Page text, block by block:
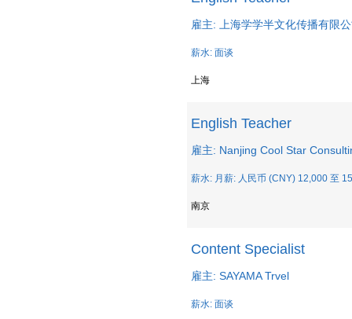
雇主: 上海学学半文化传播有限
薪水: 面谈
上海
English Teacher
雇主: Nanjing Cool Star
薪水: 月薪: 人民币 (CNY) 12,000 至
南京
Content Specialist
雇主: SAYAMA Trvel
薪水: 面谈